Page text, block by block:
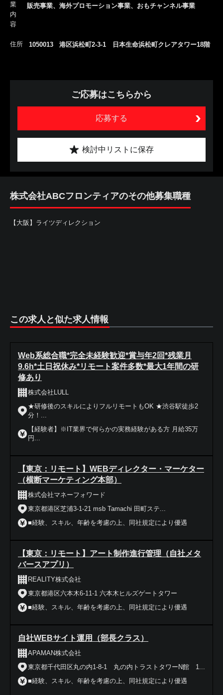
業
内
容
販売事業、海外プロモーション事業、おもチャンネル事業
住所 1050013 港区浜松町2-3-1 日本生命浜松町クレアタワー18階
ご応募はこちらから
応募する
検討中リストに保存
株式会社ABCフロンティアのその他募集職種
【大阪】ライツディレクション
この求人と似た求人情報
Web系総合職*完全未経験歓迎*賞与年2回*残業月
9.6h*土日祝休み*リモート案件多数*最大1年間の研
修あり
株式会社LULL
★研修後のスキルによりフルリモートもOK ★渋谷駅徒歩2
分！...
【経験者】※IT業界で何らかの実務経験がある方 月給35万
円...
【東京：リモート】WEBディレクター・マーケター
（横断マーケティング本部）
株式会社マネーフォワード
東京都港区芝浦3-1-21 msb Tamachi 田町ステ...
■経験、スキル、年齢を考慮の上、同社規定により優遇
【東京：リモート】アート制作進行管理（自社メタ
バースアプリ）
REALITY株式会社
東京都港区六本木6-11-1 六本木ヒルズゲートタワー
■経験、スキル、年齢を考慮の上、同社規定により優遇
自社WEBサイト運用（部長クラス）
APAMAN株式会社
東京都千代田区丸の内1-8-1 丸の内トラストタワーN館 1...
■経験、スキル、年齢を考慮の上、同社規定により優遇